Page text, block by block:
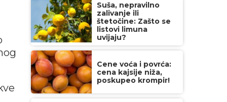
Suša, nepravilno
zalivanje ili
štetočine: Zašto se
listovi limuna
uvijaju?
Cene voća i povrća:
cena kajsije niža,
poskupeo krompir!